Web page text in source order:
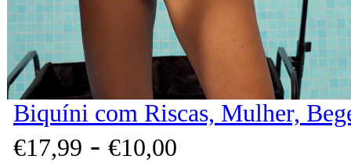
Biquíni com Riscas, Mulher,
€17,99 - €10,00